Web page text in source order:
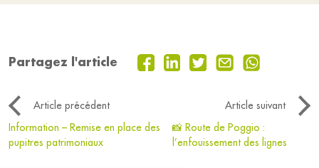
Partagez l'article
Article précédent
Article suivant
Information – Remise en place des
pupitres patrimoniaux
📸 Route de Poggio :
l’enfouissement des lignes